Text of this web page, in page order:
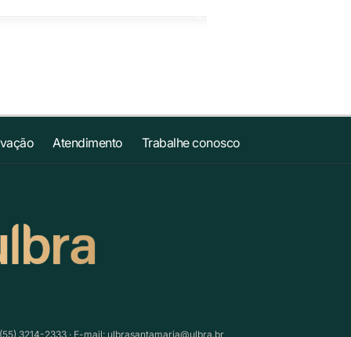
Atendimento Trabalhe conosco
3214-2333 · E-mail: ulbrasantamaria@ulbra.br